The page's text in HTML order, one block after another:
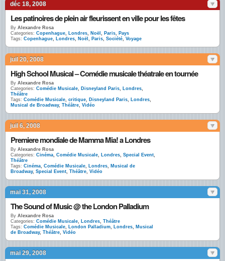
déc 18, 2008
Les patinoires de plein air fleurissent en ville pour les fêtes
By Alexandre Rosa
Categories: Copenhague, Londres, Noël , Paris, Pays
Tags: Copenhague, Londres, Noël , Paris, Société, Voyage
juil 20, 2008
High School Musical – Comédie musicale théatrale en tournée
By Alexandre Rosa
Categories: Comédie Musicale, Disneyland Paris, Londres,
Théâtre
Tags: Comédie Musicale, critique, Disneyland Paris, Londres,
Musical de Broadway, Théâtre, Vidéo
juil 6, 2008
Premiere mondiale de Mamma Mia! a Londres
By Alexandre Rosa
Categories: Cinéma, Comédie Musicale, Londres, Special Event,
Théâtre
Tags: Cinéma, Comédie Musicale, Londres, Musical de
Broadway, Special Event, Théâtre, Vidéo
mai 31, 2008
The Sound of Music @ the London Palladium
By Alexandre Rosa
Categories: Comédie Musicale, Londres, Théâtre
Tags: Comédie Musicale, London Palladium, Londres, Musical
de Broadway, Théâtre, Vidéo
mai 29, 2008